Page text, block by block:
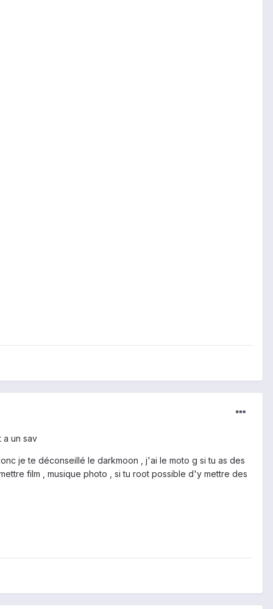
a un sav
je te déconseillé le darkmoon , j'ai le moto g si tu as des
film , musique photo , si tu root possible d'y mettre des